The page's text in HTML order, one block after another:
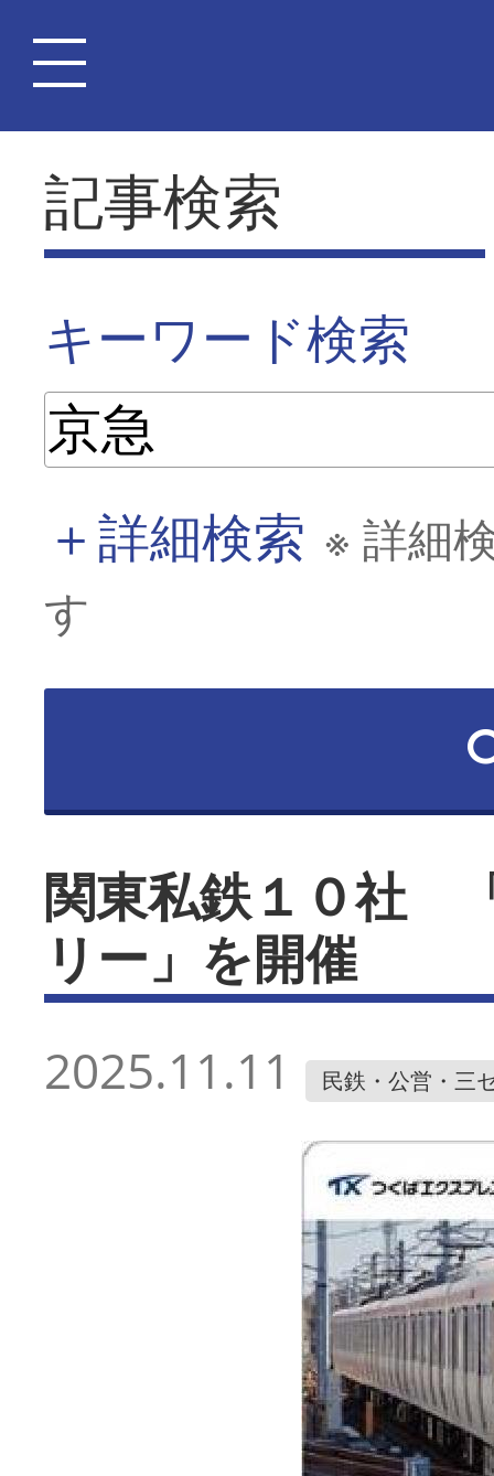
記事検索
キーワード検索
＋詳細検索 ※ 詳細
す
関東私鉄１０社
リー」を開催
2025.11.11 民鉄・公営・三